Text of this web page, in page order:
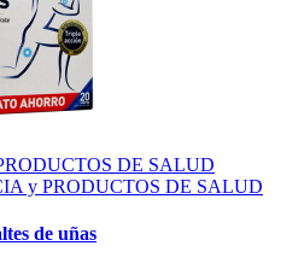
DE SALUD
y PRODUCTOS DE SALUD
de uñas